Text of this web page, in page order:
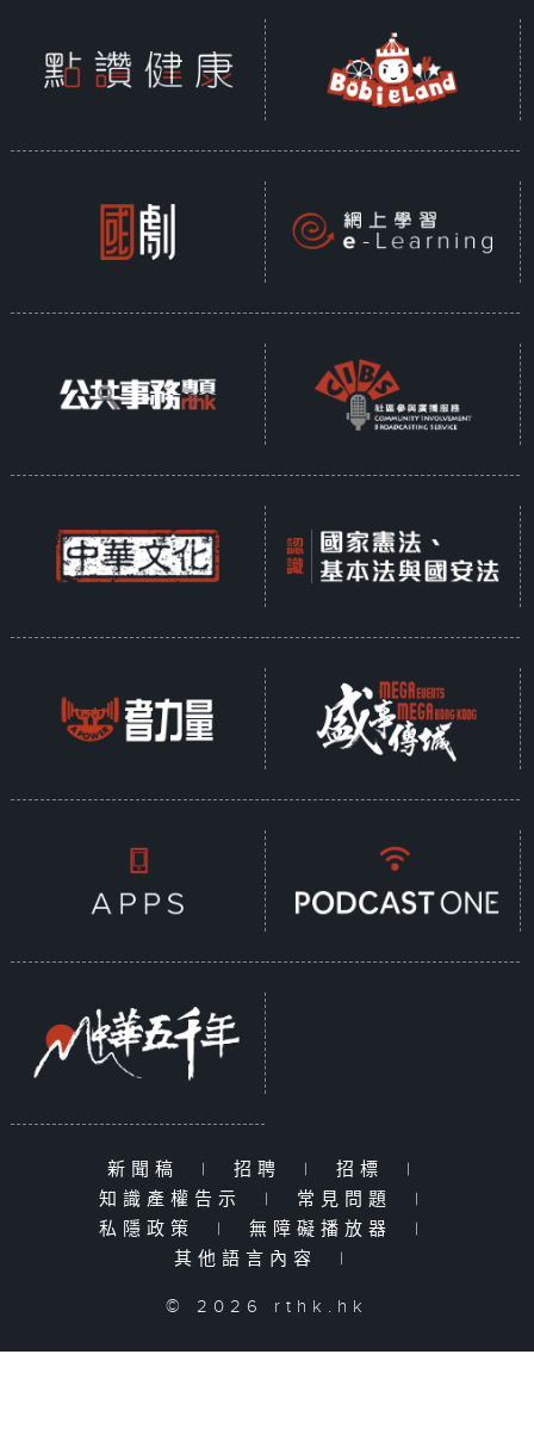
新聞稿 | 招聘 | 招標
|
知識產權告示
| 常見問題
|
私隱政策
| 無障礙播放器
|
其他語言內容
|
© 2026 rthk.hk